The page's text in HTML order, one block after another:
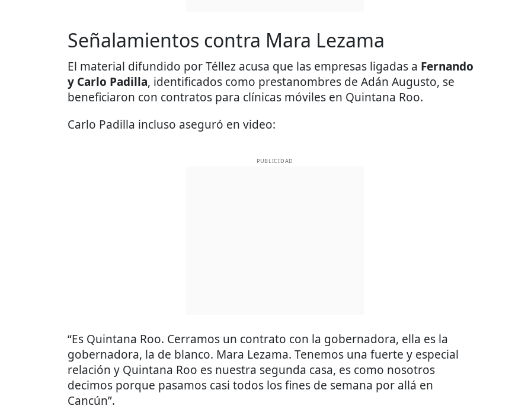
Señalamientos contra Mara Lezama
El material difundido por Téllez acusa que las empresas ligadas a Fernando
y Carlo Padilla, identificados como prestanombres de Adán Augusto, se
beneficiaron con contratos para clínicas móviles en Quintana Roo.
Carlo Padilla incluso aseguró en video:
PUBLICIDAD
“Es Quintana Roo. Cerramos un contrato con la gobernadora, ella es la
gobernadora, la de blanco. Mara Lezama. Tenemos una fuerte y especial
relación y Quintana Roo es nuestra segunda casa, es como nosotros
decimos porque pasamos casi todos los fines de semana por allá en
Cancún”.